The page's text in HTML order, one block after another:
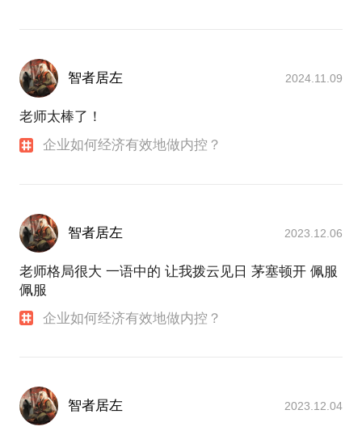
智者居左 2024.11.09
老师太棒了！
企业如何经济有效地做内控？
智者居左 2023.12.06
老师格局很大 一语中的 让我拨云见日 茅塞顿开 佩服
佩服
企业如何经济有效地做内控？
智者居左 2023.12.04